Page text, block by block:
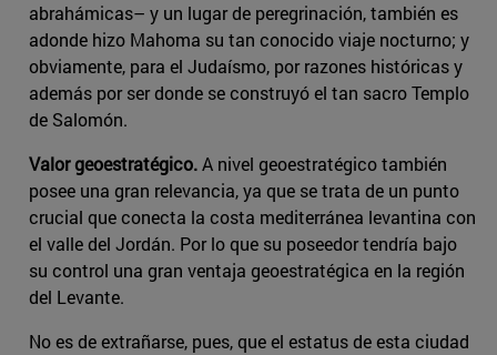
abrahámicas– y un lugar de peregrinación, también es
adonde hizo Mahoma su tan conocido viaje nocturno; y
obviamente, para el Judaísmo, por razones históricas y
además por ser donde se construyó el tan sacro Templo
de Salomón.
Valor geoestratégico.A nivel geoestratégico también
posee una gran relevancia, ya que se trata de un punto
crucial que conecta la costa mediterránea levantina con
el valle del Jordán. Por lo que su poseedor tendría bajo
su control una gran ventaja geoestratégica en la región
del Levante.
No es de extrañarse, pues, que el estatus de esta ciudad